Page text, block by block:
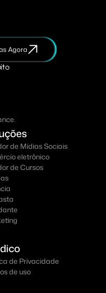
Agora
de Mídias Sociais
eletrônico
de Cursos
de Privacidade
de uso